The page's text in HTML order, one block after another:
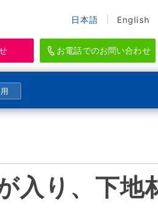
日本語 English
お電話でのお問い合わせ
ド
IWAKI AQUATIC
員登録
員ログイン
ュースリリース
去のメールマガジン一覧
入り、下地